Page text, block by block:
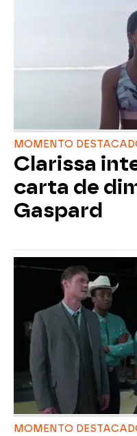
MOMENTO
Clarissa
carta de
Gaspard
MOMENTO